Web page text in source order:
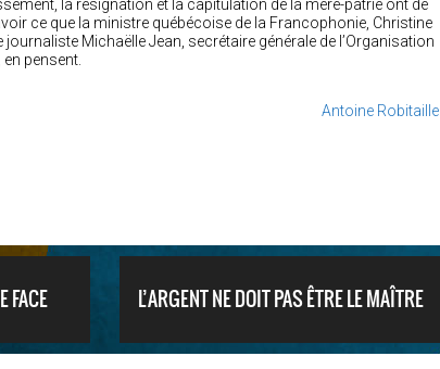
la résignation et la capitulation de la mère-patrie ont de
ce que la ministre québécoise de la Francophonie, Christine
Michaëlle Jean, secrétaire générale de l’Organisation
pensent.
Antoine Robitaille
FACE L’ARGENT NE DOIT PAS ÊTRE LE MAÎTRE